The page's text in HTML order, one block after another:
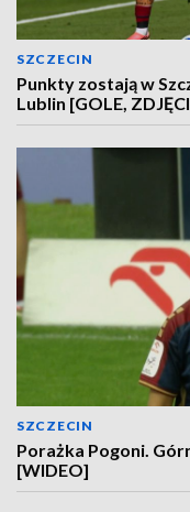
SZCZECIN
Punkty zostają w
Lublin [GOLE,
SZCZECIN
Porażka Pogoni.
[WIDEO]